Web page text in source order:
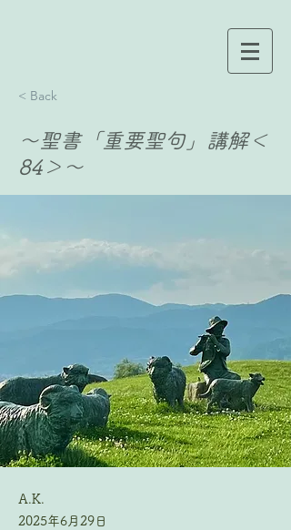
< Back
〜聖書「重要聖句」講解＜
84＞〜
A.K.
2025年6月29日